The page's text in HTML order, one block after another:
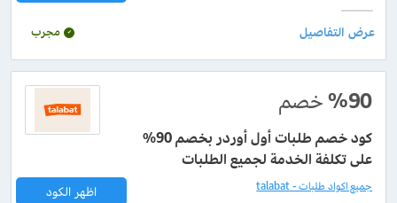
مجرب
%90خصم
كود خصم طلبات أول أوردر بخصم 90%
على تكلفة الخدمة لجميع الطلبات
اظهر الكود جميع اكواد طلبات - talabat